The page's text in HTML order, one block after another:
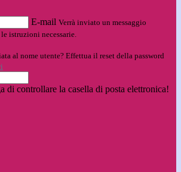
E-mail Verrà inviato un messaggio
istruzioni necessarie.
al nome utente? Effettua il reset della password
di controllare la casella di posta elettronica!